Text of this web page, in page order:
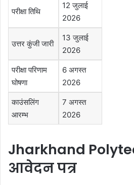
परीक्षा तिथि
12 जुलाई
2026
उत्तर कुंजी जारी
13 जुलाई
2026
परीक्षा परिणाम
घोषणा
6 अगस्त
2026
काउंसलिंग
आरम्भ
7 अगस्त
2026
Jharkhand
आवेदन पत्र